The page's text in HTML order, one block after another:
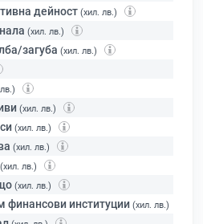
дейност (хил. лв.)
(хил. лв.)
загуба (хил. лв.)
(хил. лв.)
(хил. лв.)
(хил. лв.)
(хил. лв.)
(хил. лв.)
институции (хил. лв.)